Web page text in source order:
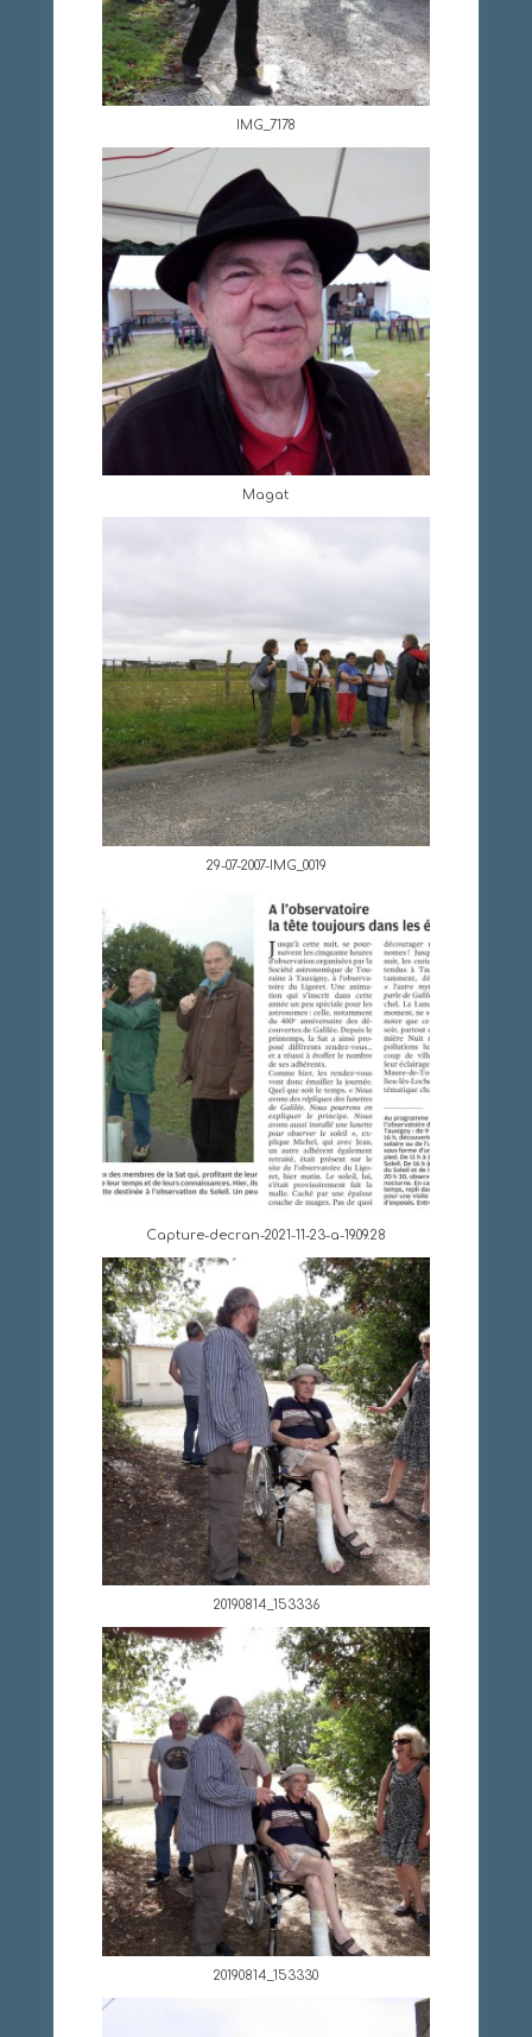
IMG_7178
Magat
29-07-2007-IMG_0019
Capture-decran-2021-11-23-a-19.09.28
20190814_153336
20190814_153330